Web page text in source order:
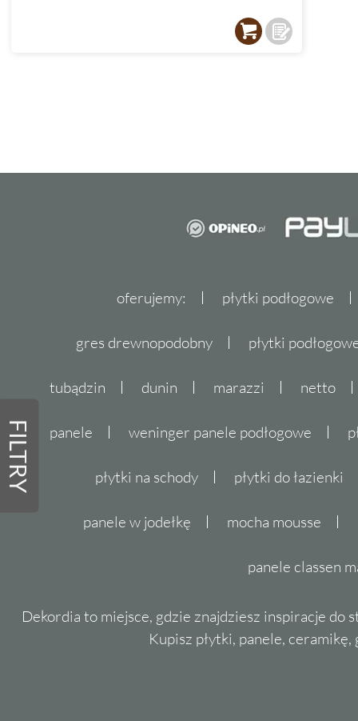
FILTRY
oferujemy: płytki podłogowe
gres drewnopodobny płytki
tubądzin dunin marazzi netto
panele weninger panele podłogowe
płytki na schody płytki do łazienki
panele w jodełkę mocha mousse
panele classen
Dekordia to miejsce, gdzie znajdziesz inspiracje do
Kupisz płytki, panele,